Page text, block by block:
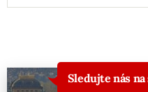
Sledujte nás